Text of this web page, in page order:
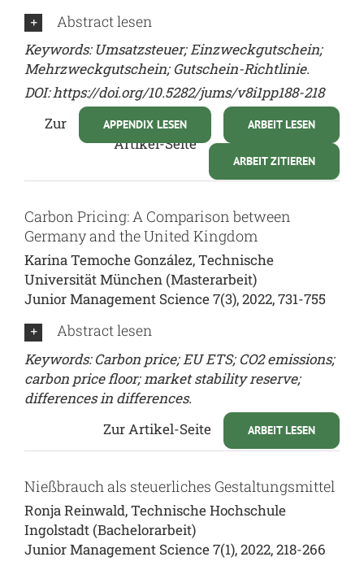
Abstract lesen
Keywords: Umsatzsteuer; Einzweckgutschein;
Mehrzweckgutschein; Gutschein-Richtlinie.
DOI: https://doi.org/10.5282/jums/v8i1pp188-218
ARBEIT LESEN
APPENDIX LESEN
ARBEIT ZITIEREN
Zur
Artikel-Seite
Carbon Pricing: A Comparison between
Germany and the United Kingdom
Karina Temoche González, Technische
Universität München (Masterarbeit)
Junior Management Science 7(3), 2022, 731-755
Abstract lesen
Keywords: Carbon price; EU ETS; CO2 emissions;
carbon price floor; market stability reserve;
differences in differences.
ARBEIT LESEN
Zur Artikel-Seite
Nießbrauch als steuerliches Gestaltungsmittel
Ronja Reinwald, Technische Hochschule
Ingolstadt (Bachelorarbeit)
Junior Management Science 7(1), 2022, 218-266